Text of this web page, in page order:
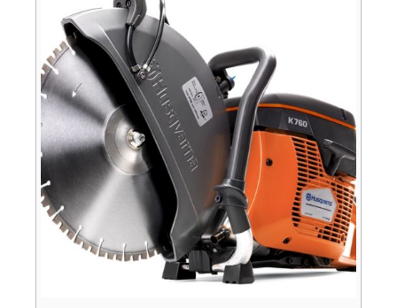
Fahrzeuge
Stromerzeuger
Vibrationstechnik
Kommunaltechnik
Anbaugeräte
Sonstiges
Sonderaktionen